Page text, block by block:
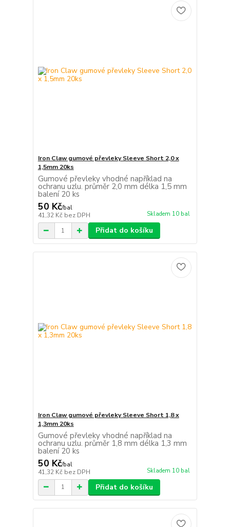
Iron Claw gumové převleky Sleeve Short 2,0 x
1,5mm 20ks
Gumové převleky vhodné například na
ochranu uzlu. průměr 2,0 mm délka 1,5 mm
balení 20 ks
50 Kč/bal
41,32 Kč bez DPH Skladem 10 bal
Přidat do košíku
Iron Claw gumové převleky Sleeve Short 1,8 x
1,3mm 20ks
Gumové převleky vhodné například na
ochranu uzlu. průměr 1,8 mm délka 1,3 mm
balení 20 ks
50 Kč/bal
41,32 Kč bez DPH Skladem 10 bal
Přidat do košíku